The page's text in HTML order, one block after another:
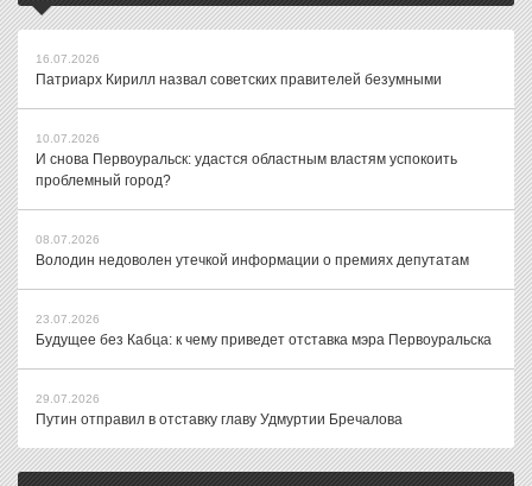
16.07.2026
Патриарх Кирилл назвал советских правителей безумными
10.07.2026
И снова Первоуральск: удастся областным властям успокоить
проблемный город?
08.07.2026
Володин недоволен утечкой информации о премиях депутатам
23.07.2026
Будущее без Кабца: к чему приведет отставка мэра Первоуральска
29.07.2026
Путин отправил в отставку главу Удмуртии Бречалова